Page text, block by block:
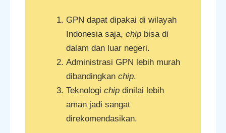
GPN dapat dipakai di wilayah
Indonesia saja, chip bisa di
dalam dan luar negeri.
Administrasi GPN lebih murah
dibandingkan chip.
Teknologi chip dinilai lebih
aman jadi sangat
direkomendasikan.